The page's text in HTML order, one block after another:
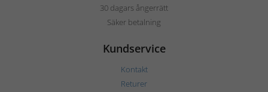
30 dagars ångerrätt
Säker betalning
Kundservice
Kontakt
Returer